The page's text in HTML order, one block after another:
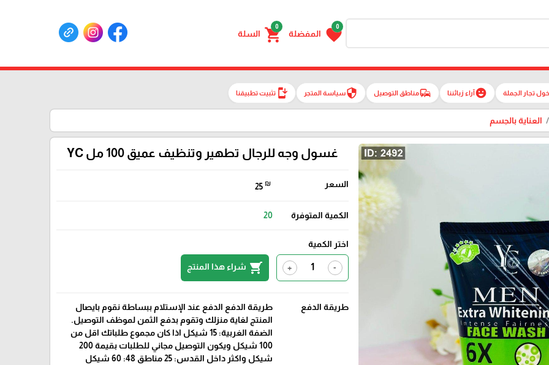
0
favorite المفضلة
0
shopping_cart السلة
تجار الجملة emoji_emotionsآراء زبائننا commuteمناطق التوصيل securityسياسة المتجر install_mobileتثبيت تطبيقنا
العناية بالجسم
غسول وجه للرجال تطهير وتنظيف عميق 100 مل YC
السعر 25 ₪
الكمية المتوفرة 20
اختر الكمية
-
+
shopping_cart شراء هذا المنتج
طريقة الدفع
طريقة الدفع الدفع عند الإستلام ببساطة نقوم بايصال
المنتج لغاية منزلك وتقوم بدفع الثمن لموظف التوصيل.
الضفة الغربية: 15 شيكل اذا كان مجموع طلباتك اقل من
100 شيكل ويكون التوصيل مجاني للطلبات بقيمة 200
شيكل واكثر داخل القدس: 25 مناطق 48: 60 شيكل